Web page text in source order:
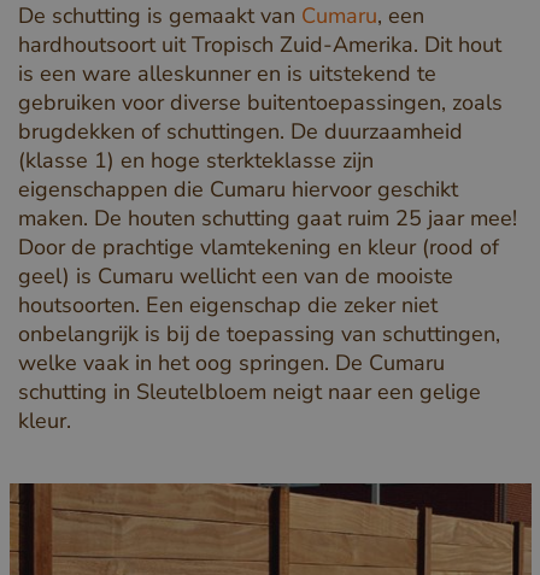
De schutting is gemaakt van Cumaru, een
hardhoutsoort uit Tropisch Zuid-Amerika. Dit hout
is een ware alleskunner en is uitstekend te
gebruiken voor diverse buitentoepassingen, zoals
brugdekken of schuttingen. De duurzaamheid
(klasse 1) en hoge sterkteklasse zijn
eigenschappen die Cumaru hiervoor geschikt
maken. De houten schutting gaat ruim 25 jaar mee!
Door de prachtige vlamtekening en kleur (rood of
geel) is Cumaru wellicht een van de mooiste
houtsoorten. Een eigenschap die zeker niet
onbelangrijk is bij de toepassing van schuttingen,
welke vaak in het oog springen. De Cumaru
schutting in Sleutelbloem neigt naar een gelige
kleur.